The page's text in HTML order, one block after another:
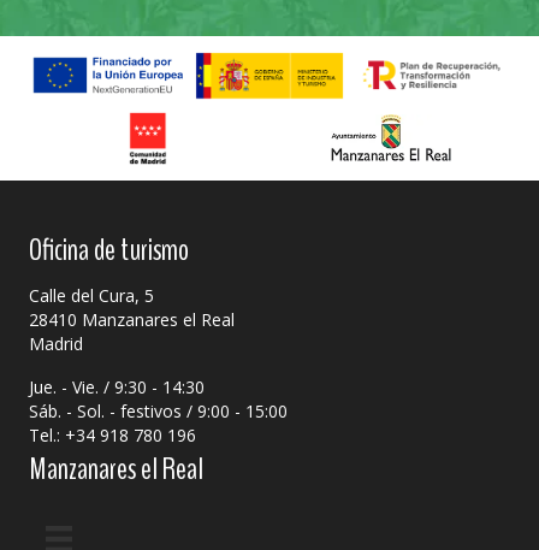
Oficina de turismo
Calle del Cura, 5
28410 Manzanares el Real
Madrid
Jue. - Vie. / 9:30 - 14:30
Sáb. - Sol. - festivos / 9:00 - 15:00
Tel.: +34 918 780 196
Manzanares el Real